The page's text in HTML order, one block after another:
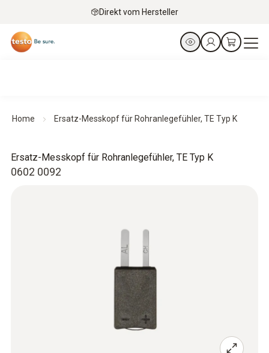
Direkt vom Hersteller
Home Ersatz-Messkopf für Rohranlegefühler, TE Typ K
0602 0092
Ersatz-Messkopf für Rohranlegefühler, TE Typ K